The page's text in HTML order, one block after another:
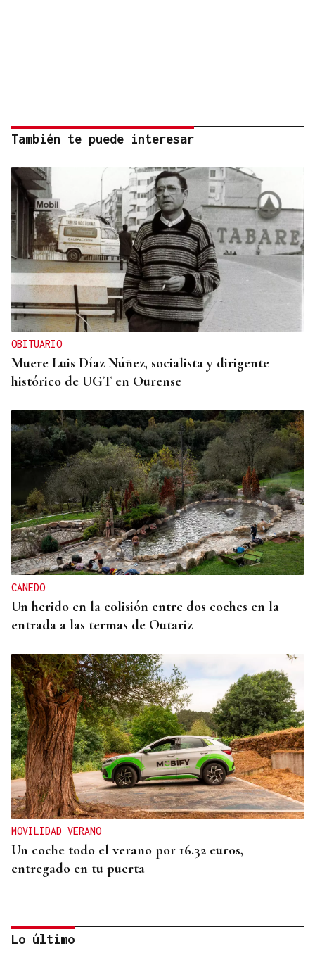
También te puede interesar
OBITUARIO
Muere Luis Díaz Núñez, socialista y dirigente
histórico de UGT en Ourense
CANEDO
Un herido en la colisión entre dos coches en la
entrada a las termas de Outariz
MOVILIDAD VERANO
Un coche todo el verano por 16.32 euros,
entregado en tu puerta
Lo último